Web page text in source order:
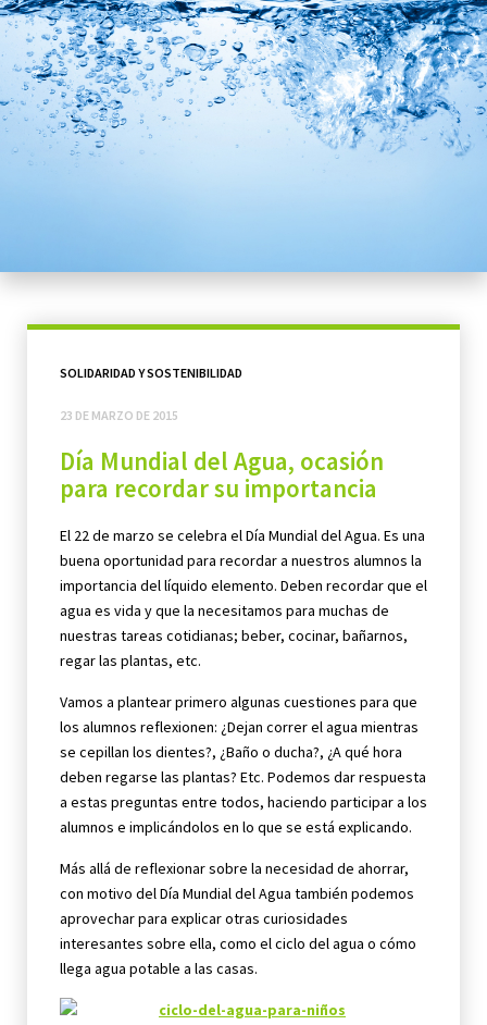
SOLIDARIDAD Y SOSTENIBILIDAD
23 DE MARZO DE 2015
Día Mundial del Agua, ocasión
para recordar su importancia
El 22 de marzo se celebra el Día Mundial del Agua. Es una
buena oportunidad para recordar a nuestros alumnos la
importancia del líquido elemento. Deben recordar que el
agua es vida y que la necesitamos para muchas de
nuestras tareas cotidianas; beber, cocinar, bañarnos,
regar las plantas, etc.
Vamos a plantear primero algunas cuestiones para que
los alumnos reflexionen: ¿Dejan correr el agua mientras
se cepillan los dientes?, ¿Baño o ducha?, ¿A qué hora
deben regarse las plantas? Etc. Podemos dar respuesta
a estas preguntas entre todos, haciendo participar a los
alumnos e implicándolos en lo que se está explicando.
Más allá de reflexionar sobre la necesidad de ahorrar,
con motivo del Día Mundial del Agua también podemos
aprovechar para explicar otras curiosidades
interesantes sobre ella, como el ciclo del agua o cómo
llega agua potable a las casas.